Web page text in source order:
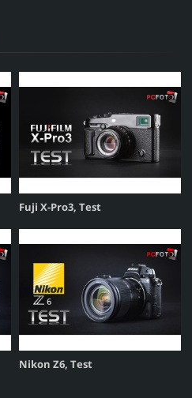
Fuji X-Pro3, Test
Nikon Z6, Test